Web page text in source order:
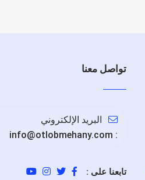
تواصل معنا
البريد الإلكتروني
:
info@otlobmehany.com
تابعنا على :